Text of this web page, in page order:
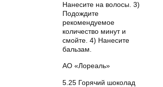
Нанесите на волосы. 3)
Подождите
рекомендуемое
количество минут и
смойте. 4) Нанесите
бальзам.
АО «Лореаль»
5.25 Горячий шоколад